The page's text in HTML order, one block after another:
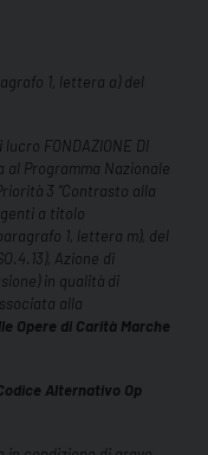
1, lettera a) del
FONDAZIONE DI
al Programma Nazionale
3 “Contrasto alla
a titolo
1, lettera m), del
Azione di
in qualità di
alla
Opere di Carità Marche
Alternativo Op